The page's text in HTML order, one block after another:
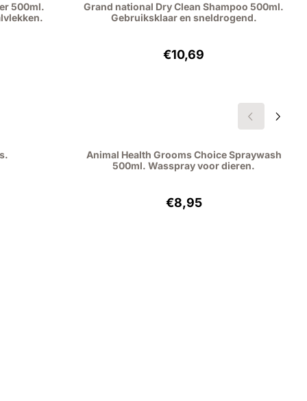
500ml.
excluding VAT: 10,70
Grand national Dry Clean Shampoo 500ml.
Gebruiksklaar en sneldrogend.
Price: 10,69, excluding
€10,69
excluding VAT: 4,92
Animal Health Grooms Choice Spraywash
500ml. Wasspray voor dieren.
Price: 8,95, excluding VAT:
€8,95